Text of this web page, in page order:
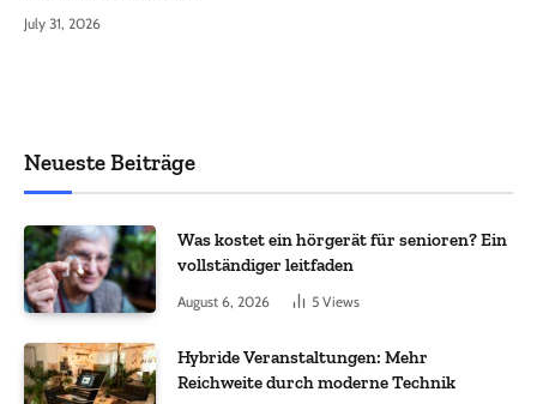
July 31, 2026
Neueste Beiträge
Was kostet ein hörgerät für senioren? Ein
vollständiger leitfaden
August 6, 2026 5 Views
Hybride Veranstaltungen: Mehr
Reichweite durch moderne Technik